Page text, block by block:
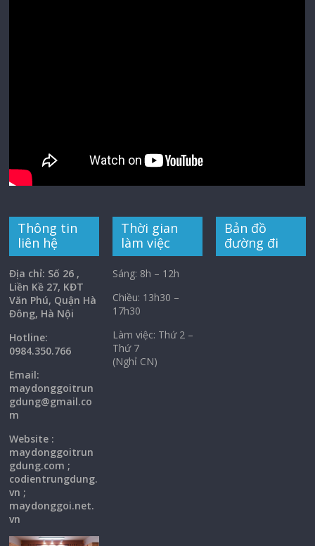
Thông tin
liên hệ
Địa chỉ: Số 26 ,
Liền Kề 27, KĐT
Văn Phú, Quận Hà
Đông, Hà Nội
Hotline:
0984.350.766
Email:
maydonggoitrun
gdung@gmail.co
m
Website :
maydonggoitrun
gdung.com ;
codientrungdung.
vn ;
maydonggoi.net.
vn
Thời gian
làm việc
Sáng: 8h – 12h
Chiều: 13h30 –
17h30
Làm việc: Thứ 2 –
Thứ 7
(Nghỉ CN)
Bản đồ
đường đi